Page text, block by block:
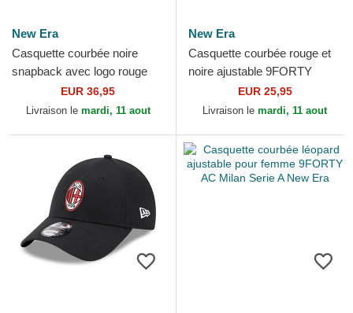
New Era
Casquette courbée noire
snapback avec logo rouge
9SEVENTY Stretch Snap
FW Poly AC Milan Serie A...
EUR 36,95
Livraison le mardi, 11 aout
New Era
Casquette courbée rouge et
noire ajustable 9FORTY
Contrast AC Milan Serie A
New Era
EUR 25,95
Livraison le mardi, 11 aout